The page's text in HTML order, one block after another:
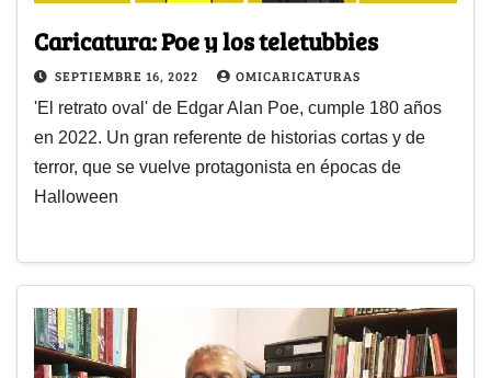
Caricatura: Poe y los teletubbies
SEPTIEMBRE 16, 2022 OMICARICATURAS
'El retrato oval' de Edgar Alan Poe, cumple 180 años
en 2022. Un gran referente de historias cortas y de
terror, que se vuelve protagonista en épocas de
Halloween